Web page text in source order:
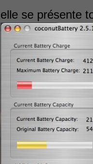
elle se présente